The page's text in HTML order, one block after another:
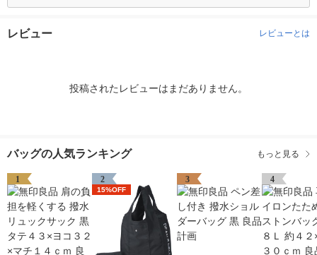
レビュー レビューとは
投稿されたレビューはまだありません。
バッグの人気ランキング もっと見る
1 2
15%OFF
3 4